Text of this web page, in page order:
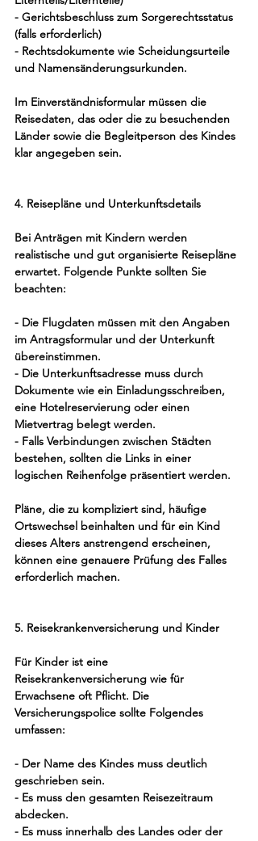
- Gerichtsbeschluss zum Sorgerechtsstatus
(falls erforderlich)
- Rechtsdokumente wie Scheidungsurteile
und Namensänderungsurkunden.
Im Einverständnisformular müssen die
Reisedaten, das oder die zu besuchenden
Länder sowie die Begleitperson des Kindes
klar angegeben sein.
4. Reisepläne und Unterkunftsdetails
Bei Anträgen mit Kindern werden
realistische und gut organisierte Reisepläne
erwartet. Folgende Punkte sollten Sie
beachten:
- Die Flugdaten müssen mit den Angaben
im Antragsformular und der Unterkunft
übereinstimmen.
- Die Unterkunftsadresse muss durch
Dokumente wie ein Einladungsschreiben,
eine Hotelreservierung oder einen
Mietvertrag belegt werden.
- Falls Verbindungen zwischen Städten
bestehen, sollten die Links in einer
logischen Reihenfolge präsentiert werden.
Pläne, die zu kompliziert sind, häufige
Ortswechsel beinhalten und für ein Kind
dieses Alters anstrengend erscheinen,
können eine genauere Prüfung des Falles
erforderlich machen.
5. Reisekrankenversicherung und Kinder
Für Kinder ist eine
Reisekrankenversicherung wie für
Erwachsene oft Pflicht. Die
Versicherungspolice sollte Folgendes
umfassen:
- Der Name des Kindes muss deutlich
geschrieben sein.
- Es muss den gesamten Reisezeitraum
abdecken.
- Es muss innerhalb des Landes oder der